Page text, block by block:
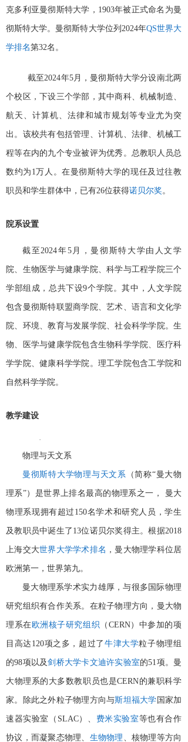
克多利亚曼彻斯特大学，1903年被正式命名为曼
彻斯特大学。曼彻斯特大学位列2024年QS世界大
学排名第32名。
截至2024年5月，曼彻斯特大学分设南北两
个校区，下设三个学部，其中商科、机械制造、
航天、计算机、法律和城市规划等专业尤为突
出。该校共有包括管理、计算机、法律、机械工
程等在内的九个专业被评为优秀。总教职人员总
数约为1万人。在曼彻斯特大学的现任及过往教
职员和学生群体中，已有26位获得诺贝尔奖。
院系设置
截至2024年5月，曼彻斯特大学由人文学
院、生物医学与健康学院、科学与工程学院三个
学部组成，总共下设9个学院。其中，人文学院
包含曼彻斯特联盟商学院、艺术、语言和文化学
院、环境、教育与发展学院、社会科学学院。生
物、医学与健康学院包含生物科学学院、医疗科
学学院、健康科学学院。理工学院包含工学院和
自然科学学院。
教学建设
·
物理与天文系
曼彻斯特大学物理与天文系 （简称“曼大物
理系”）是世界上排名最高的物理系之一， 曼大
物理系现拥有超过 150名学术和研究人员，学生
及教职员中诞生了13位诺贝尔奖得主。根据2018
上海交大世界大学学术排名 ，曼大物理学科位居
欧洲第一，世界第九。
曼大物理系学术实力雄厚，与很多国际物理
研究组织有合作关系。在粒子物理方向，曼大物
理系在欧洲核子研究组织 （ CERN）中参加的项
目高达120项之多，超过了 牛津大学粒子物理组
的98项以及剑桥大学卡文迪许实验室的51项。曼
大物理系的大多数教职员也是CERN的兼职科学
家。除此之外粒子物理方向与斯坦福大学 国家加
速器实验室（ SLAC）、 费米实验室等也有合作
协议，而凝聚态物理、 生物物理 、核物理等方向